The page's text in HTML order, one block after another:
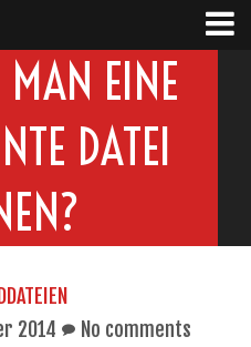
EINE
DATEI
2014
No comments